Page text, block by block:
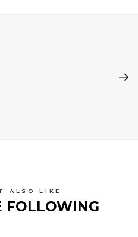
ALSO LIKE
FOLLOWING